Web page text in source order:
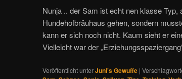
Nunja .. der Sam ist echt nen klasse
Hundehofbräuhaus gehen, sondern
kann er sich noch nicht. Kaum sieht er
Vielleicht war der
Veröffentlicht unterJuni's Gewuffe |